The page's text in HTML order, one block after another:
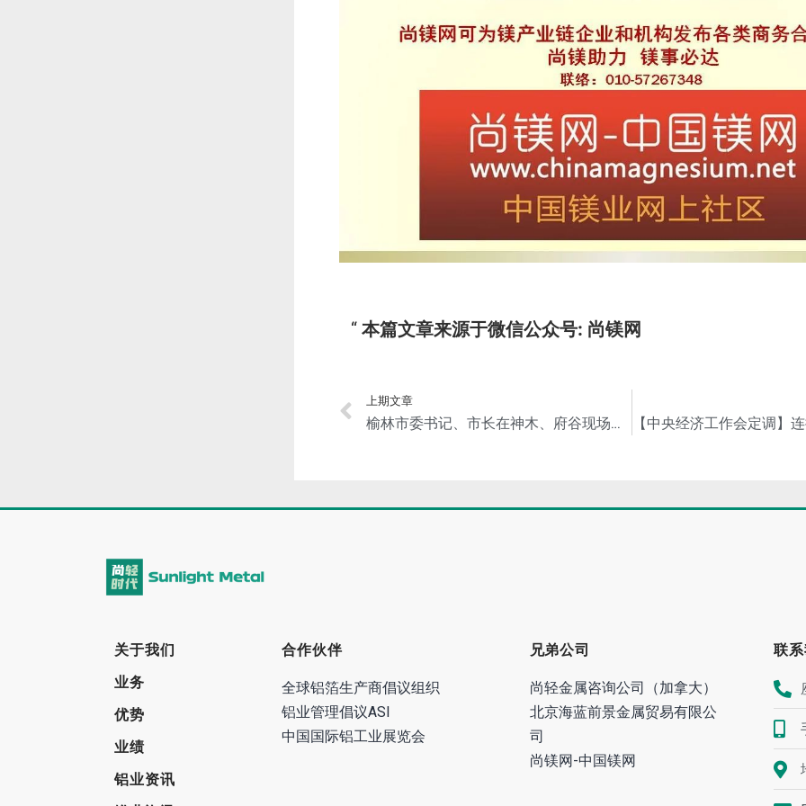
本篇文章来源于微信公众号: 尚镁网
上期文章
榆林市委书记、市长在神木、府谷现场督办中央生态环保护督察通报典型案例
关于我们
业务
优势
业绩
铝业资讯
合作伙伴
全球铝箔生产商倡议组织
铝业管理倡议ASI
中国国际铝工业展览会
兄弟公司
尚轻金属咨询公司（加拿大）
北京海蓝前景金属贸易有限公
司
尚镁网-中国镁网
联